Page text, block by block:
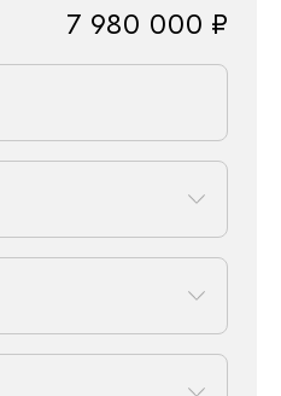
7 980 000 ₽